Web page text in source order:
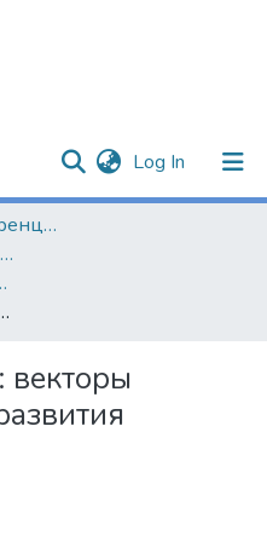
Log In (current)
Материалы конференций и семинаров
Беларусь и Китай: многовекторность сотрудничества
китайского языка и культуры
развития
векторы